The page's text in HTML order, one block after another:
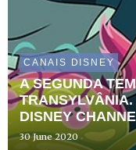
CANAIS DISNEY
A SEGUNDA
TRANSYLVÂNIA.
DISNEY
30 June 2020